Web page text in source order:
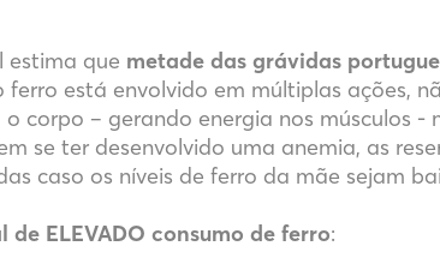
estima que metade das grávidas
ferro está envolvido em múltiplas ações,
corpo – gerando energia nos músculos -
se ter desenvolvido uma anemia, as
caso os níveis de ferro da mãe sejam
de ELEVADO consumo de ferro: